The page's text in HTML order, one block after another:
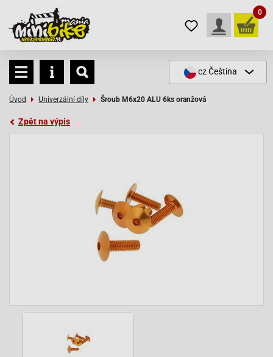
0
czČeština
Úvod Univerzální díly Šroub M6x20 ALU 6ks oranžová
Zpět na výpis